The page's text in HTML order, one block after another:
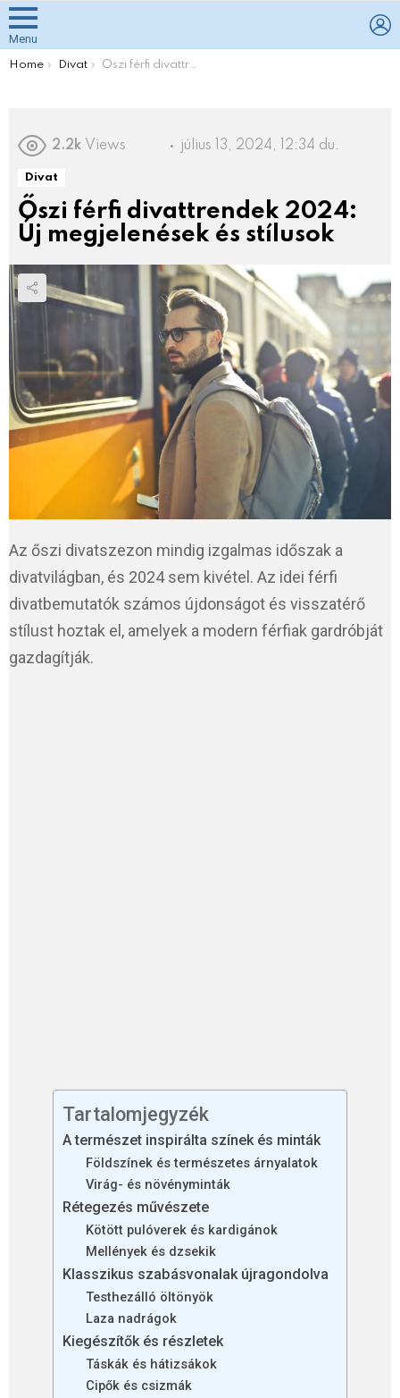
Menu
You are here:
Home Divat Őszi férfi divattrendek 2024: Új megjelenések és stílusok
2.2k Views július 13, 2024, 12:34 du.
Divat
Őszi férfi divattrendek 2024:
Új megjelenések és stílusok
Az őszi divatszezon mindig izgalmas időszak a
divatvilágban, és 2024 sem kivétel. Az idei férfi
divatbemutatók számos újdonságot és visszatérő
stílust hoztak el, amelyek a modern férfiak gardróbját
gazdagítják.
Tartalomjegyzék
A természet inspirálta színek és minták
Földszínek és természetes árnyalatok
Virág- és növényminták
Rétegezés művészete
Kötött pulóverek és kardigánok
Mellények és dzsekik
Klasszikus szabásvonalak újragondolva
Testhezálló öltönyök
Laza nadrágok
Kiegészítők és részletek
Táskák és hátizsákok
Cipők és csizmák